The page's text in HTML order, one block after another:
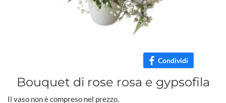
Condividi
Bouquet di rose rosa e gypsofila
Il vaso non è compreso nel prezzo.